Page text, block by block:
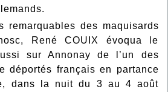
remarquables des maquisards
René COUIX évoqua le
sur Annonay de l’un des
déportés français en partance
dans la nuit du 3 au 4 août